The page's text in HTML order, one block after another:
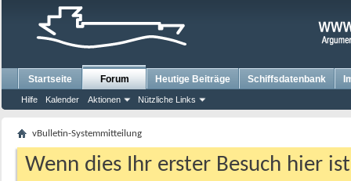
Startseite Forum
Hilfe Kalender Aktionen Nützliche Links
Heutige Beiträge Schiffsdatenbank
vBulletin-Systemmitteilung
Wenn dies Ihr erster Besuch hier